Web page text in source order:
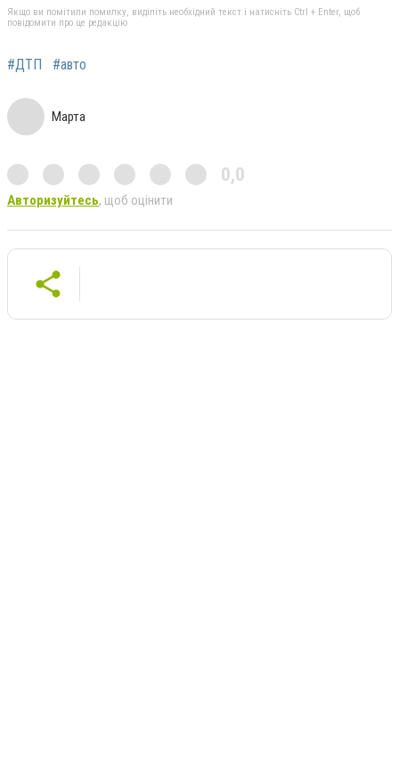
Якщо ви помітили помилку, виділіть необхідний текст і натисніть Ctrl + Enter, щоб
повідомити про це редакцію
#ДТП #авто
Марта
0,0
Авторизуйтесь, щоб оцінити